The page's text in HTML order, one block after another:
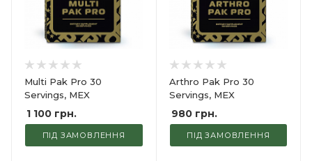
Multi Pak Pro 30
Servings, MEX
1 100 грн.
ПІД ЗАМОВЛЕННЯ
Arthro Pak Pro 30
Servings, MEX
980грн.
ПІД ЗАМОВЛЕННЯ